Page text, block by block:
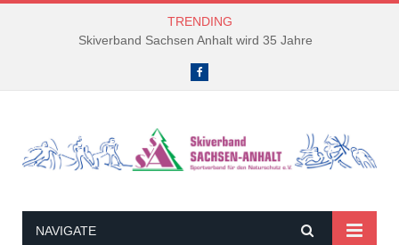
TRENDING
Skiverband Sachsen Anhalt wird 35 Jahre
Facebook
NAVIGATE